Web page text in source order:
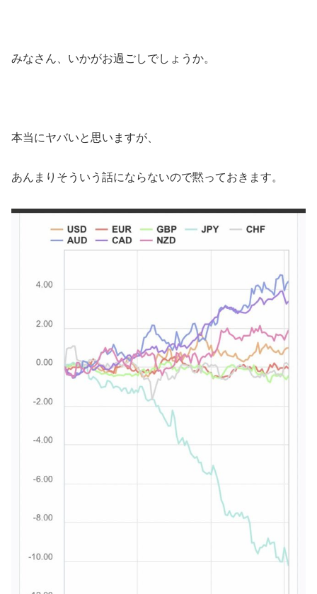
みなさん、いかがお過ごしでしょうか。
本当にヤバいと思いますが、
あんまりそういう話にならないので黙っておきます。